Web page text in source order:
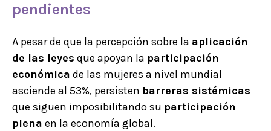
pendientes
A pesar de que la percepción sobre la aplicación
de las leyes que apoyan la participación
económica de las mujeres a nivel mundial
asciende al 53%, persisten barreras sistémicas
que siguen imposibilitando su participación
plena en la economía global.